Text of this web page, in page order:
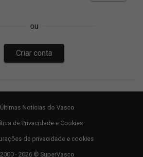
Últimas Notícias do Vasco
de Privacidade e Cookies
de privacidade e cookies
2000 - 2026 © SuperVasco